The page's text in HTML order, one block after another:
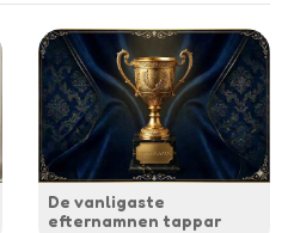
De vanligaste
efternamnen tappar